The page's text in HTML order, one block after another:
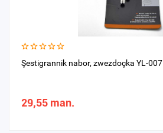
Şestigrannik nabor, zwezdoçka YL-007
29,55 man.